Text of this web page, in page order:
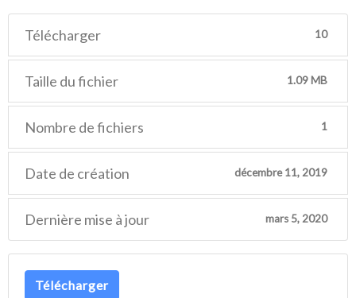
Télécharger 10
Taille du fichier 1.09 MB
Nombre de fichiers 1
Date de création décembre 11, 2019
Dernière mise à jour mars 5, 2020
Télécharger